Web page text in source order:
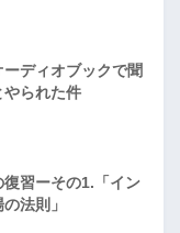
ーディオブックで聞
やられた件
復習ーその1.「イン
法則」